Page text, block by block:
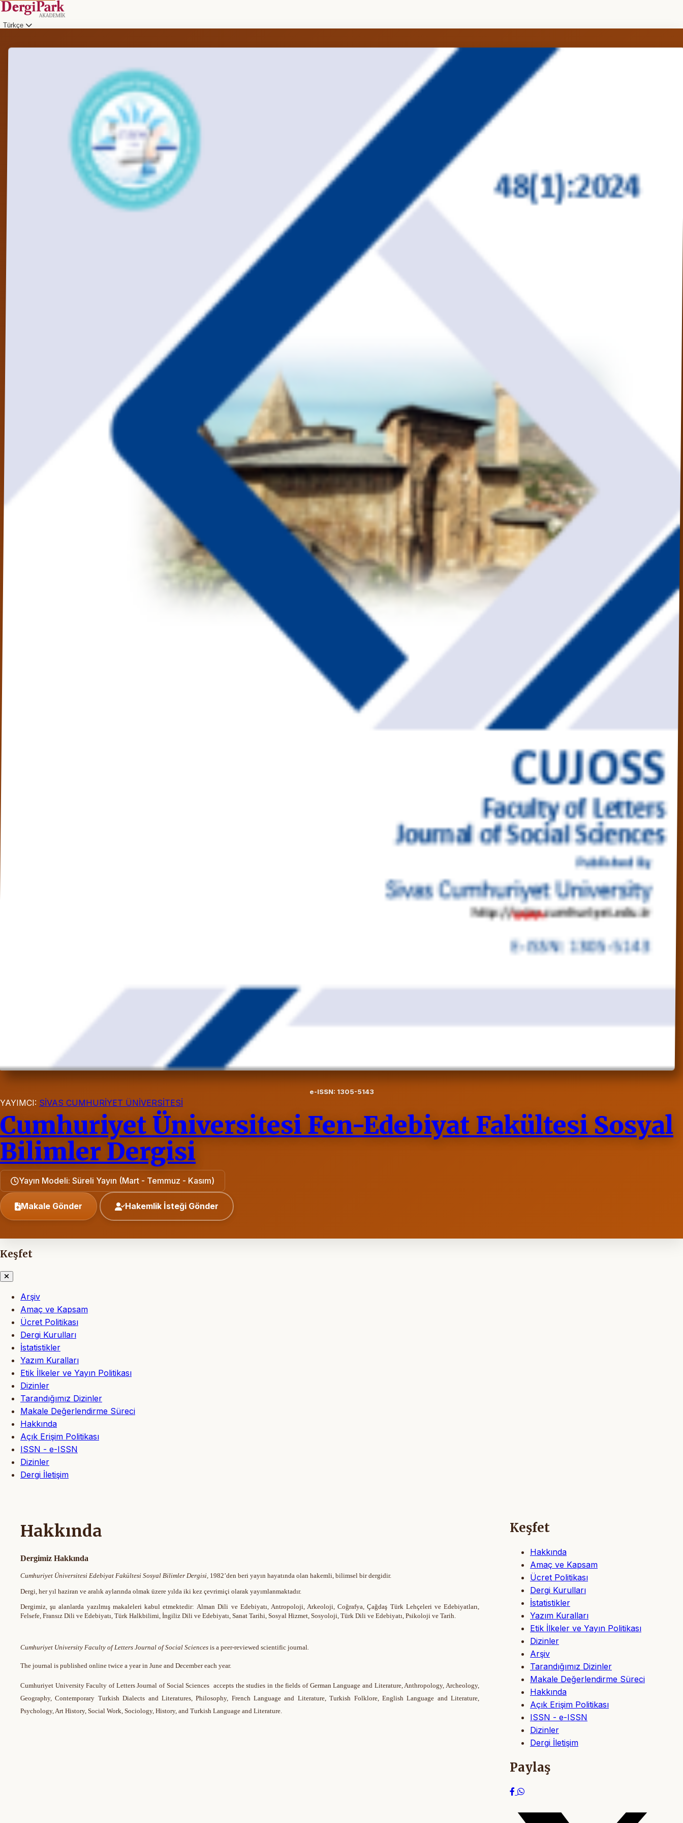
Türkçe
e-ISSN: 1305-5143
YAYIMCI: SİVAS CUMHURİYET ÜNİVERSİTESİ
Cumhuriyet Üniversitesi Fen-Edebiyat Fakültesi Sosyal
Bilimler Dergisi
Yayın Modeli: Süreli Yayın (Mart - Temmuz - Kasım)
Makale Gönder Hakemlik İsteği Gönder
Keşfet
Arşiv
Amaç ve Kapsam
Ücret Politikası
Dergi Kurulları
İstatistikler
Yazım Kuralları
Etik İlkeler ve Yayın Politikası
Dizinler
Tarandığımız Dizinler
Makale Değerlendirme Süreci
Hakkında
Açık Erişim Politikası
ISSN - e-ISSN
Dizinler
Dergi İletişim
Hakkında
Dergimiz Hakkında
Cumhuriyet Üniversitesi Edebiyat Fakültesi Sosyal Bilimler Dergisi, 1982’den beri yayın hayatında olan hakemli, bilimsel bir dergidir.
Dergi, her yıl haziran ve aralık aylarında olmak üzere yılda iki kez çevrimiçi olarak yayımlanmaktadır.
Dergimiz, şu alanlarda yazılmış makaleleri kabul etmektedir:Alman Dili ve Edebiyatı, Antropoloji, Arkeoloji, Coğrafya, Çağdaş Türk Lehçeleri ve Edebiyatları,
Felsefe, Fransız Dili ve Edebiyatı, Türk Halkbilimi, İngiliz Dili ve Edebiyatı, Sanat Tarihi, Sosyal Hizmet, Sosyoloji, Türk Dili ve Edebiyatı, Psikoloji ve Tarih.
Cumhuriyet University Faculty of Letters Journal of Social Sciences is a peer-reviewed scientific journal.
The journal is published online twice a year in June and December each year.
Cumhuriyet University Faculty of Letters Journal of Social Sciences accepts the studies in the fields of German Language and Literature, Anthropology, Archeology,
Geography, Contemporary Turkish Dialects and Literatures, Philosophy, French Language and Literature, Turkish Folklore, English Language and Literature,
Psychology, Art History, Social Work, Sociology, History, and Turkish Language and Literature.
Keşfet
Hakkında
Amaç ve Kapsam
Ücret Politikası
Dergi Kurulları
İstatistikler
Yazım Kuralları
Etik İlkeler ve Yayın Politikası
Dizinler
Arşiv
Tarandığımız Dizinler
Makale Değerlendirme Süreci
Hakkında
Açık Erişim Politikası
ISSN - e-ISSN
Dizinler
Dergi İletişim
Paylaş